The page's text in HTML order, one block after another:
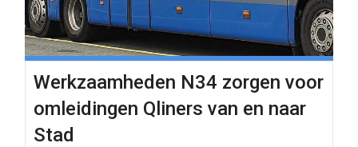
Werkzaamheden N34 zorgen voor
omleidingen Qliners van en naar
Stad